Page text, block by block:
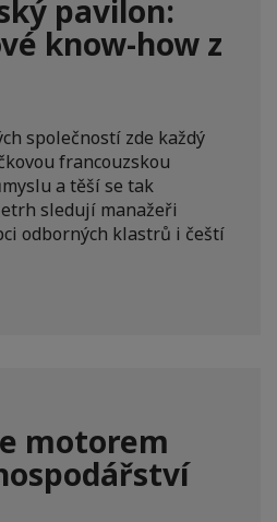
pavilon:
know-how z
společností zde každý
francouzskou
a těší se tak
sledují manažeři
odborných klastrů i čeští
motorem